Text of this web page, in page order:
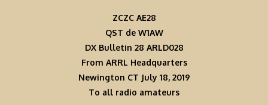
ZCZC AE28
QST de W1AW
DX Bulletin 28 ARLD028
From ARRL Headquarters
Newington CT July 18, 2019
To all radio amateurs